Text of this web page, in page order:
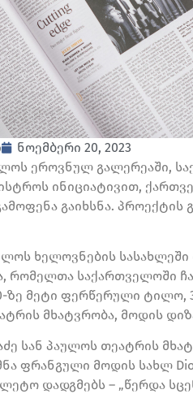
ნოემბერი 20, 2023
ეროვნულ გალერეაში,
ინიციატივით,
გაიხსნა.
ხელოვნების
რომელთა საქართველოში
ზე მეტი ფერწერული ტილო,
მხატვრობა, მოდის
სან პაულოს თეატრის
ფრანგული მოდის სახლ
დადგმებს – „წერდა